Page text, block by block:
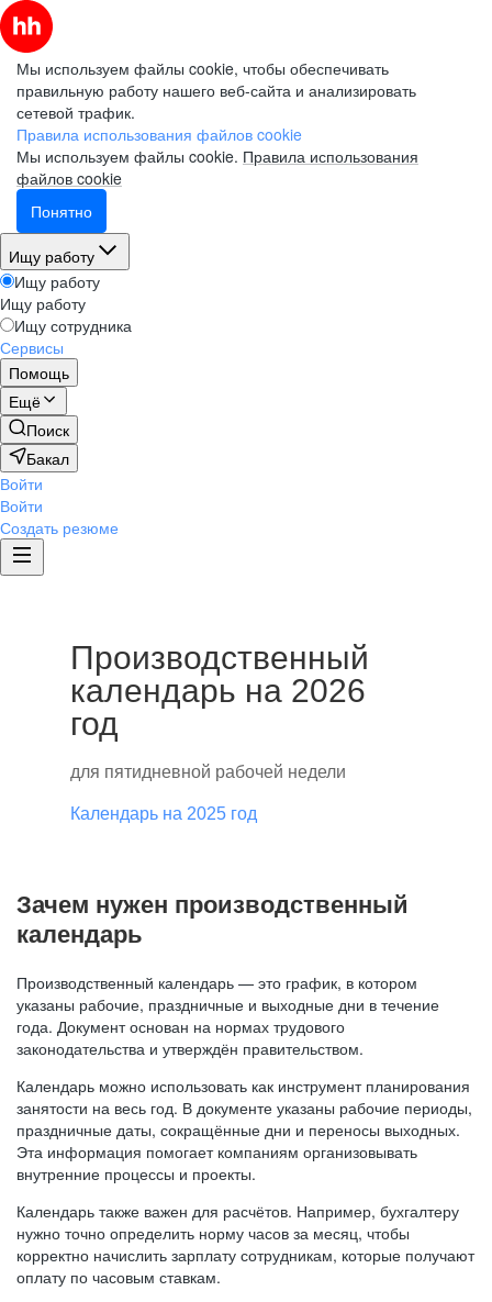
Мы используем файлы cookie, чтобы обеспечивать
правильную работу нашего веб-сайта и анализировать
сетевой трафик.
Правила использования файлов cookie
Мы используем файлы cookie. Правила использования
файлов cookie
Понятно
Ищу работу
Ищу работу
Ищу работу
Ищу сотрудника
Сервисы
Помощь
Ещё
Поиск
Бакал
Войти
Войти
Создать резюме
Производственный
календарь на 2026
год
для пятидневной рабочей недели
Календарь на 2025 год
Зачем нужен производственный
календарь
Производственный календарь — это график, в котором
указаны рабочие, праздничные и выходные дни в течение
года. Документ основан на нормах трудового
законодательства и утверждён правительством.
Календарь можно использовать как инструмент планирования
занятости на весь год. В документе указаны рабочие периоды,
праздничные даты, сокращённые дни и переносы выходных.
Эта информация помогает компаниям организовывать
внутренние процессы и проекты.
Календарь также важен для расчётов. Например, бухгалтеру
нужно точно определить норму часов за месяц, чтобы
корректно начислить зарплату сотрудникам, которые получают
оплату по часовым ставкам.